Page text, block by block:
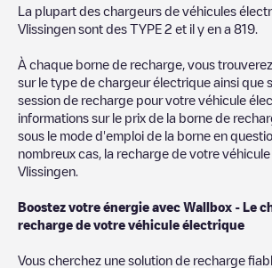
La plupart des chargeurs de véhicules
Vlissingen sont des TYPE 2 et il y en a 819
À chaque borne de recharge, vous
sur le type de chargeur électrique ainsi que
session de recharge pour votre véhicule
informations sur le prix de la borne de
sous le mode d'emploi de la borne en
nombreux cas, la recharge de votre
Vlissingen
Boostez votre énergie avec Wallbox - Le
recharge de votre véhicule électrique
Vous cherchez une solution de recharge